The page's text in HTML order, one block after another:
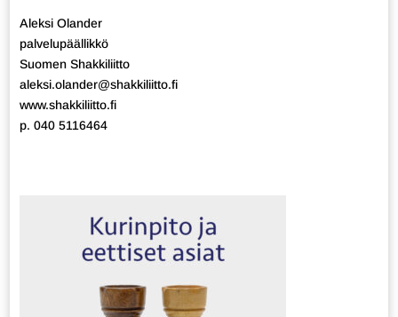
Aleksi Olander
palvelupäällikkö
Suomen Shakkiliitto
aleksi.olander@shakkiliitto.fi
www.shakkiliitto.fi
p. 040 5116464